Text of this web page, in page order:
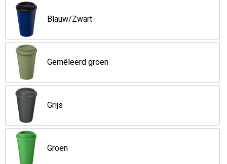
Opvouwbare tassen
Waterbestendige tassen
Bowlingtassen
Strandtassen
Katoenen draagtassen
Rugzakken
Blauw/Zwart
Gemêleerd groen
Grijs
Groen